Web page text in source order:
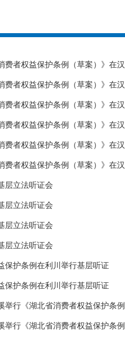
费者权益保护条例（草案）》在
费者权益保护条例（草案）》在
费者权益保护条例（草案）》在
费者权益保护条例（草案）》在
费者权益保护条例（草案）》在
费者权益保护条例（草案）》在
层立法听证会
层立法听证会
层立法听证会
层立法听证会
保护条例在利川举行基层听证
保护条例在利川举行基层听证